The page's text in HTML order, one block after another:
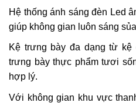
Hệ thống ánh sáng đèn Led
giúp không gian luôn sáng
Kệ trưng bày đa dạng từ
trưng bày thực phẩm tươi
hợp lý.
Với không gian khu vực